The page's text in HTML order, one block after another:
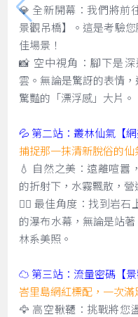
💎 全新開幕：我們將
景觀吊橋】。這是考驗
佳場景！
📸 空中視角：腳下是
雲。無論是驚訝的表情
驚豔的「漂浮感」大片。
💦 第二站：叢林仙氣【網
捕捉那一抹清新脫俗的仙
💧 自然之美：遠離喧囂
的折射下，水霧飄散，營
🧚‍♀️ 最佳角度：找到岩
的瀑布水幕，無論是站
林系美照。
☁️ 第三站：流量密碼【景
峇里島網紅標配，一次滿
🦅 高空鞦韆：挑戰將您